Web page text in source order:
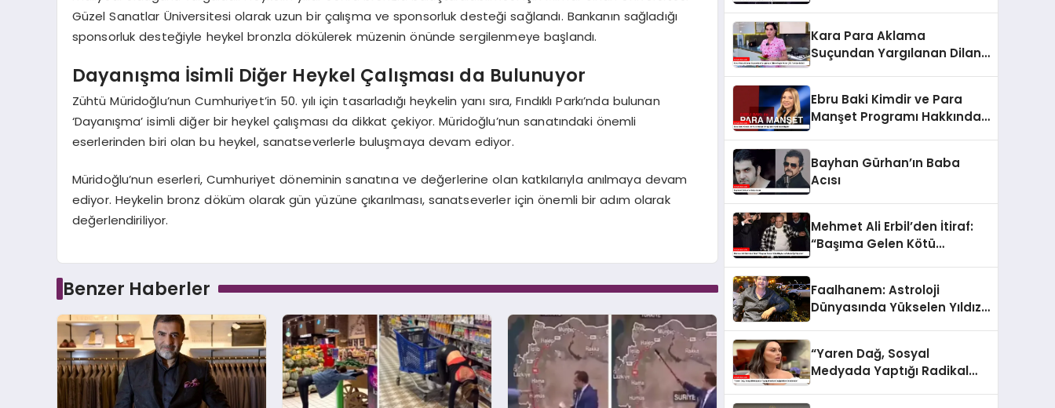
Güzel Sanatlar Üniversitesi olarak uzun bir çalışma ve sponsorluk desteği sağlandı. Bankanın sağladığı
sponsorluk desteğiyle heykel bronzla dökülerek müzenin önünde sergilenmeye başlandı.
Dayanışma İsimli Diğer Heykel Çalışması da Bulunuyor
Zühtü Müridoğlu’nun Cumhuriyet’in 50. yılı için tasarladığı heykelin yanı sıra, Fındıklı Parkı’nda bulunan
‘Dayanışma’ isimli diğer bir heykel çalışması da dikkat çekiyor. Müridoğlu’nun sanatındaki önemli
eserlerinden biri olan bu heykel, sanatseverlerle buluşmaya devam ediyor.
Müridoğlu’nun eserleri, Cumhuriyet döneminin sanatına ve değerlerine olan katkılarıyla anılmaya devam
ediyor. Heykelin bronz döküm olarak gün yüzüne çıkarılması, sanatseverler için önemli bir adım olarak
değerlendiriliyor.
Benzer Haberler
Kara Para Aklama
Suçundan Yargılanan Dilan-
Ebru Baki Kimdir ve Para
Manşet Programı Hakkında
Bayhan Gürhan’ın Baba
Acısı
Mehmet Ali Erbil’den İtiraf:
“Başıma Gelen Kötü
Faalhanem: Astroloji
Dünyasında Yükselen Yıldız
“Yaren Dağ, Sosyal
Medyada Yaptığı Radikal